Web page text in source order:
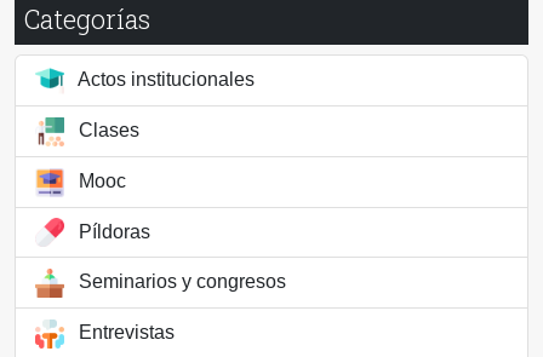
Categorías
Actos institucionales
Clases
Mooc
Píldoras
Seminarios y congresos
Entrevistas